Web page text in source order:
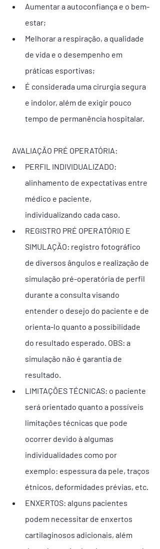
Aumentar a autoconfiança e o bem-
estar;
Melhorar a respiração, a qualidade
de vida e o desempenho em
práticas esportivas;
É considerada uma cirurgia segura
e indolor, além de exigir pouco
tempo de permanência hospitalar.
  AVALIAÇÃO PRÉ OPERATÓRIA:
PERFIL INDIVIDUALIZADO:
alinhamento de expectativas entre
médico e paciente,
individualizando cada caso.
REGISTRO PRÉ OPERATÓRIO E
SIMULAÇÃO: registro fotográfico
de diversos ângulos e realização de
simulação pré-operatória de perfil
durante a consulta visando
entender o desejo do paciente e de
orienta-lo quanto a possibilidade
do resultado esperado. OBS: a
simulação não é garantia de
resultado.
LIMITAÇÕES TÉCNICAS: o paciente
será orientado quanto a possíveis
limitações técnicas que pode
ocorrer devido à algumas
individualidades como por
exemplo: espessura da pele, traços
étnicos, deformidades prévias, etc.
ENXERTOS: alguns pacientes
podem necessitar de enxertos
cartilaginosos adicionais, além